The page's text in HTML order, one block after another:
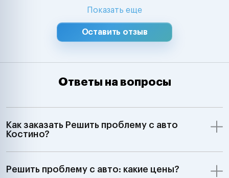
Показать еще
Оставить отзыв
Ответы на вопросы
Как заказать Решить проблему с авто
Костино?
Решить проблему с авто: какие цены?